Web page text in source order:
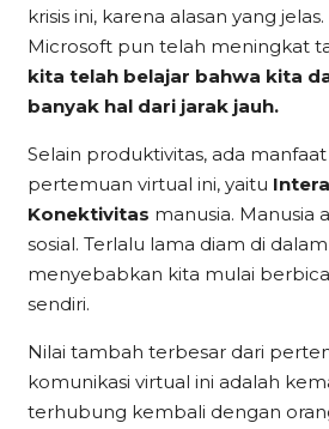
krisis ini, karena alasan yang
Microsoft pun telah meningkat
kita telah belajar bahwa kita
banyak hal dari jarak jauh.
Selain produktivitas, ada
pertemuan virtual ini, yaitu
Konektivitas manusia. Manusia
sosial. Terlalu lama diam di
menyebabkan kita mulai
sendiri.
Nilai tambah terbesar dari
komunikasi virtual ini adalah
terhubung kembali dengan